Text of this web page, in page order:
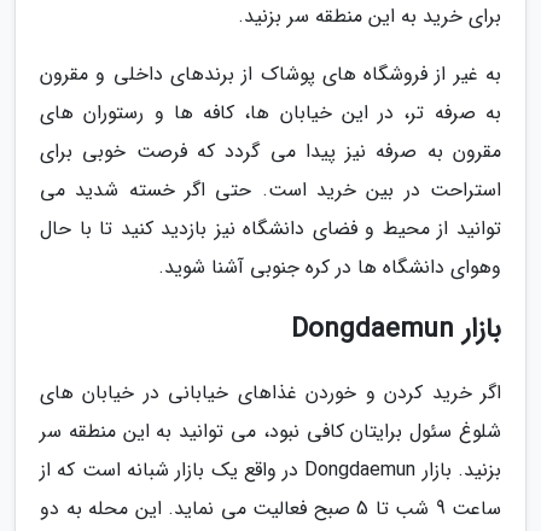
برای خرید به این منطقه سر بزنید.
به غیر از فروشگاه های پوشاک از برندهای داخلی و مقرون
به صرفه تر، در این خیابان ها، کافه ها و رستوران های
مقرون به صرفه نیز پیدا می گردد که فرصت خوبی برای
استراحت در بین خرید است. حتی اگر خسته شدید می
توانید از محیط و فضای دانشگاه نیز بازدید کنید تا با حال
وهوای دانشگاه ها در کره جنوبی آشنا شوید.
بازار Dongdaemun
اگر خرید کردن و خوردن غذاهای خیابانی در خیابان های
شلوغ سئول برایتان کافی نبود، می توانید به این منطقه سر
بزنید. بازار Dongdaemun در واقع یک بازار شبانه است که از
ساعت 9 شب تا 5 صبح فعالیت می نماید. این محله به دو